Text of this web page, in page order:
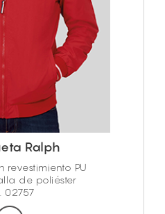
Ralph
revestimiento PU
de poliéster
02757